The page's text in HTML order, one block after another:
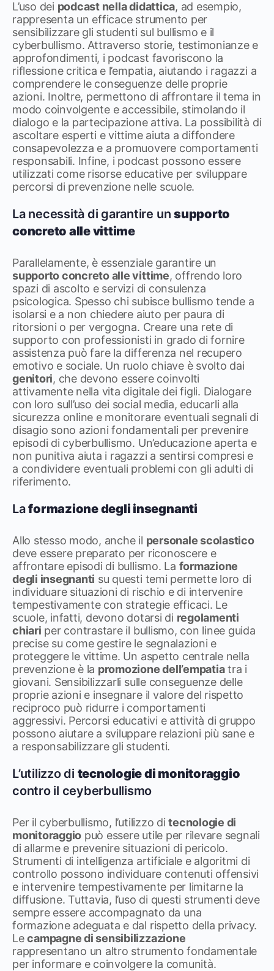
L’uso dei podcast nella didattica, ad esempio,
rappresenta un efficace strumento per
sensibilizzare gli studenti sul bullismo e il
cyberbullismo. Attraverso storie, testimonianze e
approfondimenti, i podcast favoriscono la
riflessione critica e l’empatia, aiutando i ragazzi a
comprendere le conseguenze delle proprie
azioni. Inoltre, permettono di affrontare il tema in
modo coinvolgente e accessibile, stimolando il
dialogo e la partecipazione attiva. La possibilità di
ascoltare esperti e vittime aiuta a diffondere
consapevolezza e a promuovere comportamenti
responsabili. Infine, i podcast possono essere
utilizzati come risorse educative per sviluppare
percorsi di prevenzione nelle scuole.
La necessità di garantire unsupporto
concreto alle vittime
Parallelamente, è essenziale garantire un
supporto concreto alle vittime, offrendo loro
spazi di ascolto e servizi di consulenza
psicologica. Spesso chi subisce bullismo tende a
isolarsi e a non chiedere aiuto per paura di
ritorsioni o per vergogna. Creare una rete di
supporto con professionisti in grado di fornire
assistenza può fare la differenza nel recupero
emotivo e sociale. Un ruolo chiave è svolto dai
genitori, che devono essere coinvolti
attivamente nella vita digitale dei figli. Dialogare
con loro sull’uso dei social media, educarli alla
sicurezza online e monitorare eventuali segnali di
disagio sono azioni fondamentali per prevenire
episodi di cyberbullismo. Un’educazione aperta e
non punitiva aiuta i ragazzi a sentirsi compresi e
a condividere eventuali problemi con gli adulti di
riferimento.
Laformazione degli insegnanti
Allo stesso modo, anche il personale scolastico
deve essere preparato per riconoscere e
affrontare episodi di bullismo. La formazione
degli insegnanti su questi temi permette loro di
individuare situazioni di rischio e di intervenire
tempestivamente con strategie efficaci. Le
scuole, infatti, devono dotarsi di regolamenti
chiari per contrastare il bullismo, con linee guida
precise su come gestire le segnalazioni e
proteggere le vittime. Un aspetto centrale nella
prevenzione è la promozione dell’empatiatra i
giovani. Sensibilizzarli sulle conseguenze delle
proprie azioni e insegnare il valore del rispetto
reciproco può ridurre i comportamenti
aggressivi. Percorsi educativi e attività di gruppo
possono aiutare a sviluppare relazioni più sane e
a responsabilizzare gli studenti.
L’utilizzo di tecnologie di monitoraggio
contro il ceyberbullismo
Per il cyberbullismo, l’utilizzo ditecnologie di
monitoraggio può essere utile per rilevare segnali
di allarme e prevenire situazioni di pericolo.
Strumenti di intelligenza artificiale e algoritmi di
controllo possono individuare contenuti offensivi
e intervenire tempestivamente per limitarne la
diffusione. Tuttavia, l’uso di questi strumenti deve
sempre essere accompagnato da una
formazione adeguata e dal rispetto della privacy.
Lecampagne di sensibilizzazione
rappresentano un altro strumento fondamentale
per informare e coinvolgere la comunità.